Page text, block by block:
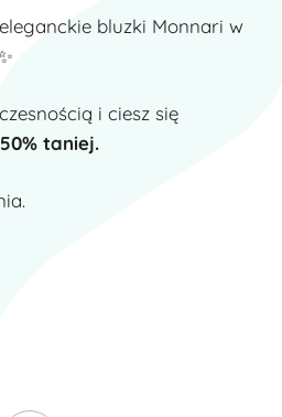
bluzki Monnari w
i ciesz się
taniej.